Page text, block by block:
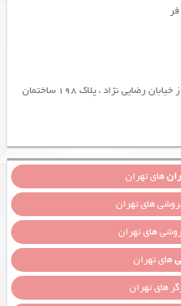
آدرس : تهران ، بلوار مرزداران ، بعد از خیابان رضایی نژاد ، پلاک 198 ساختمان
های تهران
های تهران
های تهران
های تهران
های تهران